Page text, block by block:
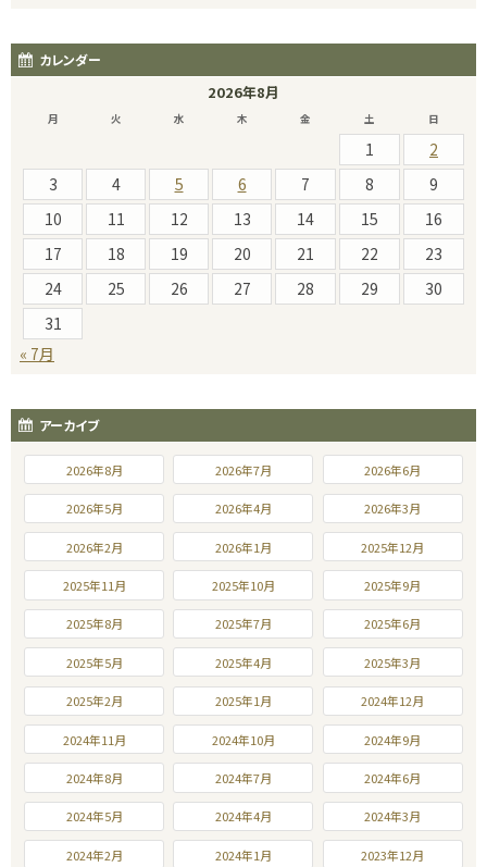
カレンダー
2026年8月
月 火 水 木 金 土 日
1
2
3
4 5 6 7 8
9
10
11 12 13 14 15
16
17
18 19 20 21 22
23
24
25 26 27 28 29
30
31
« 7月
アーカイブ
2026年8月 2026年7月 2026年6月
2026年5月 2026年4月 2026年3月
2026年2月 2026年1月 2025年12月
2025年11月 2025年10月 2025年9月
2025年8月 2025年7月 2025年6月
2025年5月 2025年4月 2025年3月
2025年2月 2025年1月 2024年12月
2024年11月 2024年10月 2024年9月
2024年8月 2024年7月 2024年6月
2024年5月 2024年4月 2024年3月
2024年2月 2024年1月 2023年12月